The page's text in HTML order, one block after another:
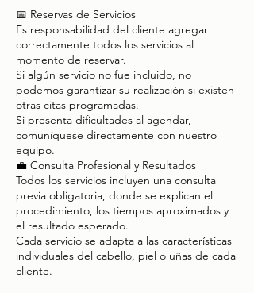
📅 Reservas de Servicios
Es responsabilidad del cliente agregar
correctamente todos los servicios al
momento de reservar.
Si algún servicio no fue incluido, no
podemos garantizar su realización si existen
otras citas programadas.
Si presenta dificultades al agendar,
comuníquese directamente con nuestro
equipo.
💼 Consulta Profesional y Resultados
Todos los servicios incluyen una consulta
previa obligatoria, donde se explican el
procedimiento, los tiempos aproximados y
el resultado esperado.
Cada servicio se adapta a las características
individuales del cabello, piel o uñas de cada
cliente.